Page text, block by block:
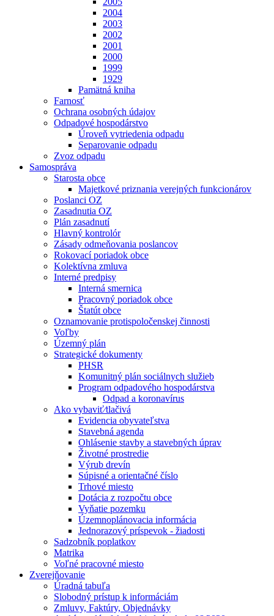
2004
2003
2002
2001
2000
1999
1929
Pamätná kniha
Farnosť
Ochrana osobných údajov
Odpadové hospodárstvo
Úroveň vytriedenia odpadu
Separovanie odpadu
Zvoz odpadu
Samospráva
Starosta obce
Majetkové priznania verejných funkcionárov
Poslanci OZ
Zasadnutia OZ
Plán zasadnutí
Hlavný kontrolór
Zásady odmeňovania poslancov
Rokovací poriadok obce
Kolektívna zmluva
Interné predpisy
Interná smernica
Pracovný poriadok obce
Štatút obce
Oznamovanie protispoločenskej činnosti
Voľby
Územný plán
Strategické dokumenty
PHSR
Komunitný plán sociálnych služieb
Program odpadového hospodárstva
Odpad a koronavírus
Ako vybaviť⁄tlačivá
Evidencia obyvateľstva
Stavebná agenda
Ohlásenie stavby a stavebných úprav
Životné prostredie
Výrub drevín
Súpisné a orientačné číslo
Trhové miesto
Dotácia z rozpočtu obce
Vyňatie pozemku
Územnoplánovacia informácia
Jednorazový príspevok - žiadosti
Sadzobník poplatkov
Matrika
Voľné pracovné miesto
Zverejňovanie
Úradná tabuľa
Slobodný prístup k informáciám
Zmluvy, Faktúry, Objednávky